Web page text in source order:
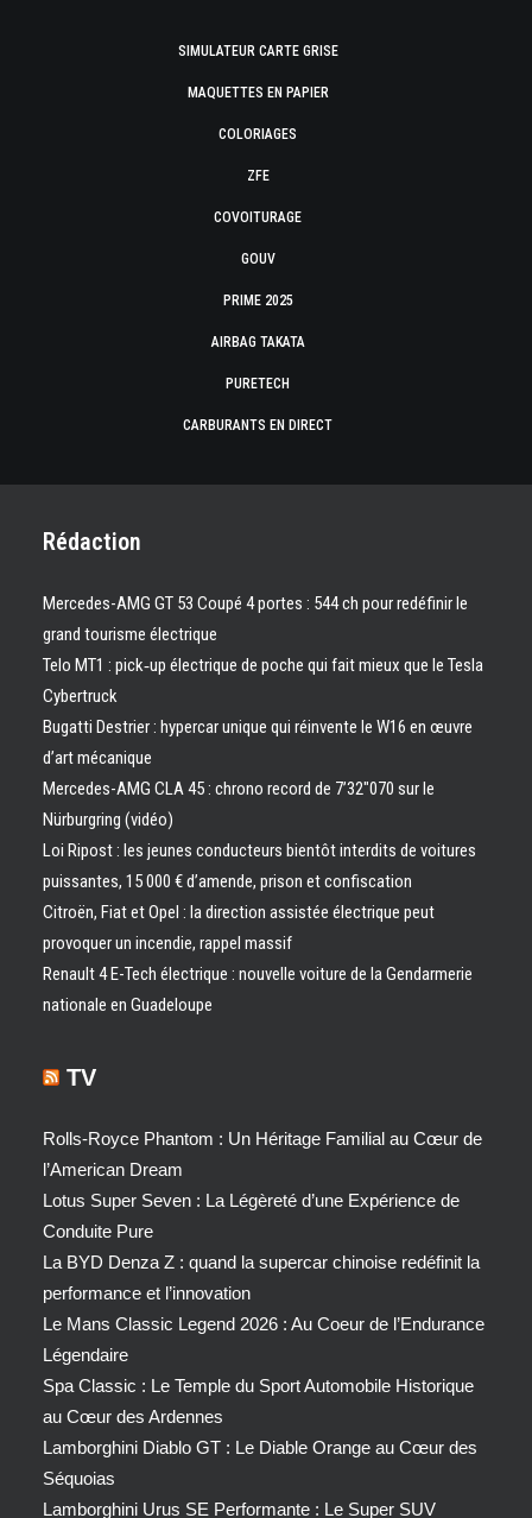
SIMULATEUR CARTE GRISE
MAQUETTES EN PAPIER
COLORIAGES
ZFE
COVOITURAGE
GOUV
PRIME 2025
AIRBAG TAKATA
PURETECH
CARBURANTS EN DIRECT
Rédaction
Mercedes-AMG GT 53 Coupé 4 portes : 544 ch pour redéfinir le
grand tourisme électrique
Telo MT1 : pick‑up électrique de poche qui fait mieux que le Tesla
Cybertruck
Bugatti Destrier : hypercar unique qui réinvente le W16 en œuvre
d’art mécanique
Mercedes-AMG CLA 45 : chrono record de 7’32″070 sur le
Nürburgring (vidéo)
Loi Ripost : les jeunes conducteurs bientôt interdits de voitures
puissantes, 15 000 € d’amende, prison et confiscation
Citroën, Fiat et Opel : la direction assistée électrique peut
provoquer un incendie, rappel massif
Renault 4 E-Tech électrique : nouvelle voiture de la Gendarmerie
nationale en Guadeloupe
TV
Rolls-Royce Phantom : Un Héritage Familial au Cœur de
l’American Dream
Lotus Super Seven : La Légèreté d’une Expérience de
Conduite Pure
La BYD Denza Z : quand la supercar chinoise redéfinit la
performance et l’innovation
Le Mans Classic Legend 2026 : Au Coeur de l’Endurance
Légendaire
Spa Classic : Le Temple du Sport Automobile Historique
au Cœur des Ardennes
Lamborghini Diablo GT : Le Diable Orange au Cœur des
Séquoias
Lamborghini Urus SE Performante : Le Super SUV